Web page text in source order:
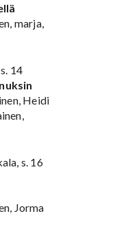
marja,
14
Heidi
s. 16
Jorma